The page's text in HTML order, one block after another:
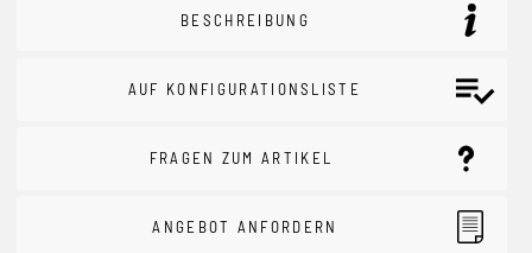
BESCHREIBUNG
AUF KONFIGURATIONSLISTE
FRAGEN ZUM ARTIKEL
ANGEBOT ANFORDERN